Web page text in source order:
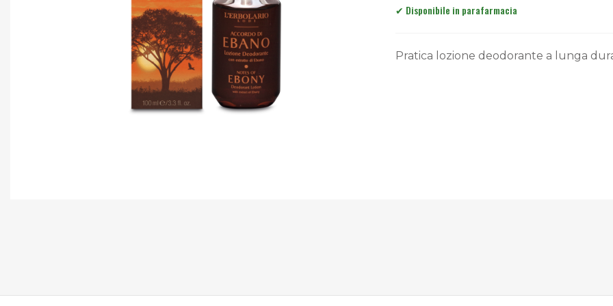
Pratica lozione deodorante a lunga